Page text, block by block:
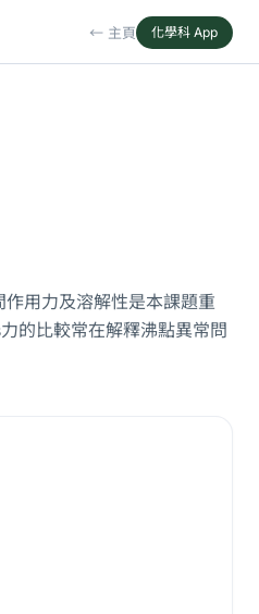
← 主頁 化學科 App
用力及溶解性是本課題重
的比較常在解釋沸點異常問